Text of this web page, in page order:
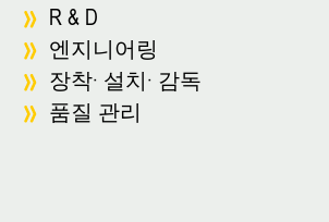
R & D
엔지니어링
장착· 설치· 감독
품질 관리